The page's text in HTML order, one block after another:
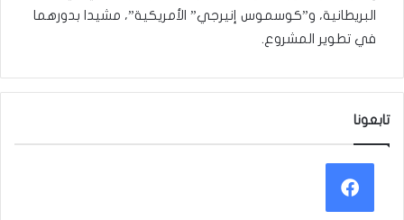
البريطانية، و”كوسموس إنيرجي” الأمريكية”، مشيدا بدورهما
في تطوير المشروع.
تابعونا